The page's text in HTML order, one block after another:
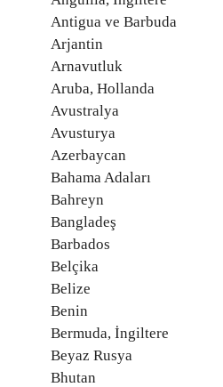
Antigua ve Barbuda
Arjantin
Arnavutluk
Aruba, Hollanda
Avustralya
Avusturya
Azerbaycan
Bahama Adaları
Bahreyn
Bangladeş
Barbados
Belçika
Belize
Benin
Bermuda, İngiltere
Beyaz Rusya
Bhutan